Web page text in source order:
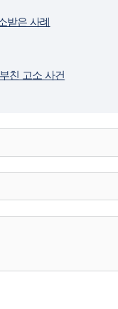
받은 사례
친 고소 사건